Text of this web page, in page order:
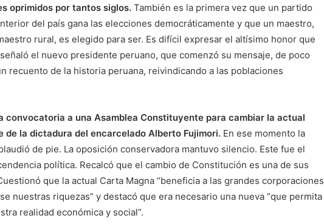
oprimidos por tantos siglos.También es la primera vez que un partido
del país gana las elecciones democráticamente y que un maestro,
rural, es elegido para ser. Es difícil expresar el altísimo honor que
señaló el nuevo presidente peruano, que comenzó su mensaje, de poco
recuento de la historia peruana, reivindicando a las poblaciones
convocatoria a una Asamblea Constituyente para cambiar la actual
de la dictadura del encarcelado Alberto Fujimori. En ese momento la
de pie. La oposición conservadora mantuvo silencio. Este fue el
política. Recalcó que el cambio de Constitución es una de sus
que la actual Carta Magna “beneficia a las grandes corporaciones
nuestras riquezas” y destacó que era necesario una nueva “que permita
realidad económica y social”.